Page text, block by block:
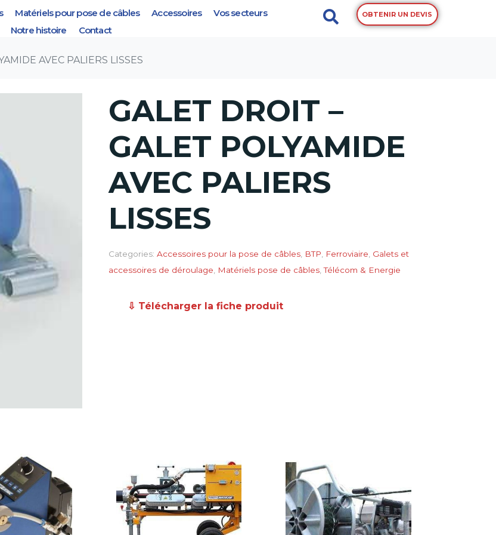
Matériels pour pose de câbles Accessoires
Vos secteurs
Notre histoire
Contact
OBTENIR UN DEVIS
AVEC PALIERS LISSES
AVEC PALIERS LISSES
GALET DROIT –
GALET POLYAMIDE
AVEC PALIERS
LISSES
Categories: Accessoires pour la pose de câbles BTP Ferroviaire Galets et
accessoires de déroulage
Matériels pose de câbles ,Télécom & Energie
⇩ Télécharger la fiche produit